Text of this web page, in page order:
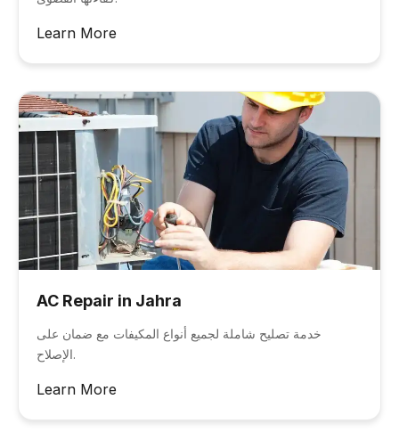
Learn More
AC Repair in Jahra
خدمة تصليح شاملة لجميع أنواع المكيفات مع ضمان على
الإصلاح.
Learn More